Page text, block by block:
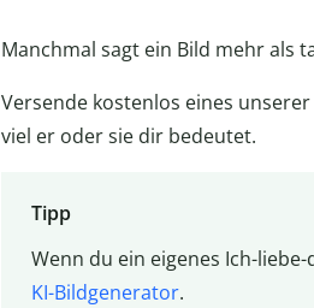
Manchmal sagt ein Bild mehr als
Versende kostenlos eines unserer
viel er oder sie dir bedeutet.
Tipp
Wenn du ein eigenes Ich-
KI-Bildgenerator.